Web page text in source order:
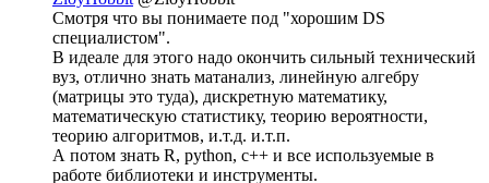
Смотря что вы понимаете под "хорошим DS
специалистом".
В идеале для этого надо окончить сильный технический
вуз, отлично знать матанализ, линейную алгебру
(матрицы это туда), дискретную математику,
математическую статистику, теорию вероятности,
теорию алгоритмов, и.т.д. и.т.п.
А потом знать R, python, с++ и все используемые в
работе библиотеки и инструменты.